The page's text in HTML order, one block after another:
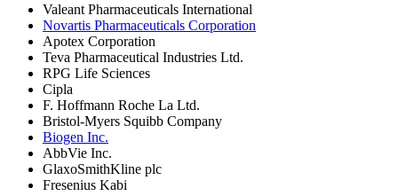
Valeant Pharmaceuticals International
Novartis Pharmaceuticals Corporation
Apotex Corporation
Teva Pharmaceutical Industries Ltd.
RPG Life Sciences
Cipla
F. Hoffmann Roche La Ltd.
Bristol-Myers Squibb Company
Biogen Inc.
AbbVie Inc.
GlaxoSmithKline plc
Fresenius Kabi